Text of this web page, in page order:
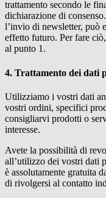
trattamento secondo le
dichiarazione di
l’invio di newsletter, può
effetto futuro. Per fare
al punto 1.
4. Trattamento dei dati
Utilizziamo i vostri dati
vostri ordini, specifici
consigliarvi prodotti o
interesse.
Avete la possibilità di
all’utilizzo dei vostri dati
è assolutamente gratuita
di rivolgersi al contatto